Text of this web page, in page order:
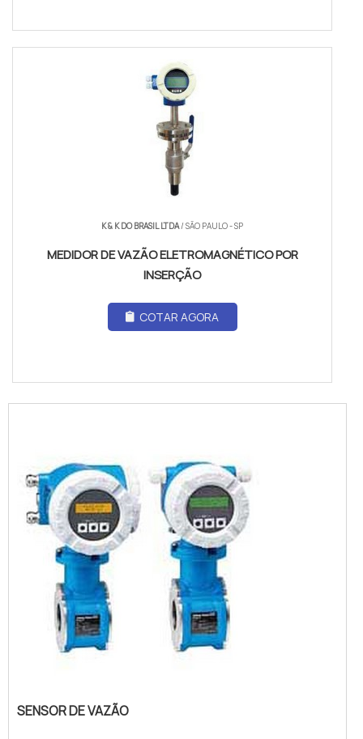
K & K DO BRASIL LTDA/ SÃO PAULO - SP
MEDIDOR DE VAZÃO ELETROMAGNÉTICO POR
INSERÇÃO
COTAR AGORA
SENSOR DE VAZÃO